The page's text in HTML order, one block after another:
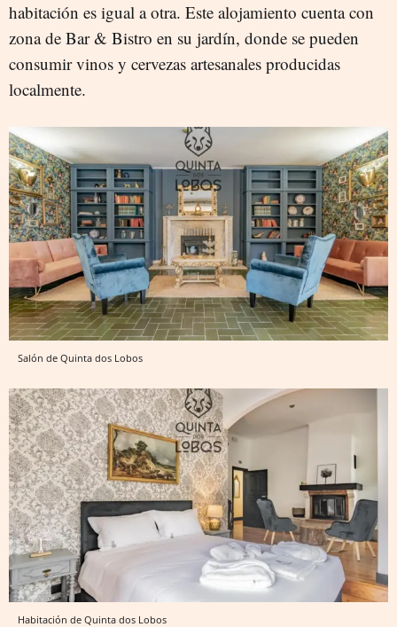
habitación es igual a otra. Este alojamiento cuenta con
zona de Bar & Bistro en su jardín, donde se pueden
consumir vinos y cervezas artesanales producidas
localmente.
Salón de Quinta dos Lobos
Habitación de Quinta dos Lobos